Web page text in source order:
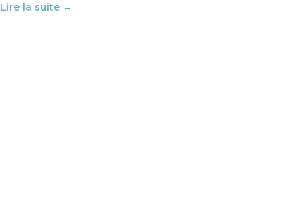
Lire la suite →